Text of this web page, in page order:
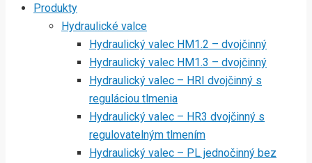
Produkty
Hydraulické valce
Hydraulický valec HM1.2 – dvojčinný
Hydraulický valec HM1.3 – dvojčinný
Hydraulický valec – HRI dvojčinný s
reguláciou tlmenia
Hydraulický valec – HR3 dvojčinný s
regulovatelným tlmením
Hydraulický valec – PL jednočinný bez